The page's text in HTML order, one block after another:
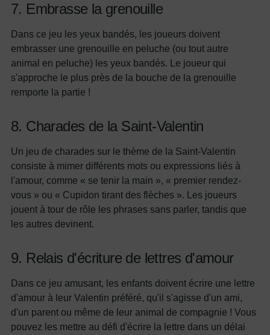
7. Embrasse la grenouille
Dans ce jeu les yeux bandés, les joueurs doivent
embrasser une grenouille en peluche (ou tout autre
animal en peluche) les yeux bandés. Le joueur qui
s'approche le plus près de la bouche de la grenouille
remporte la partie !
8. Charades de la Saint-Valentin
Un jeu de charades sur le thème de la Saint-Valentin
consiste à mimer différents mots ou expressions liés à
l'amour, comme « se tenir la main », « premier rendez-
vous » ou « Cupidon tirant des flèches ». Les joueurs
jouent à tour de rôle les phrases sans parler, tandis que
les autres devinent.
9. Relais d'écriture de lettres d'amour
Dans ce jeu amusant, les enfants doivent écrire une lettre
d'amour à leur Valentin préféré, qu'il s'agisse d'un ami,
d'un parent ou même de leur animal de compagnie ! Vous
pouvez les mettre au défi d'écrire la lettre dans un délai